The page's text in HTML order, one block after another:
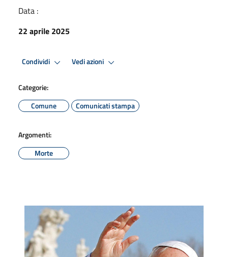
Data :
22 aprile 2025
Condividi Vedi azioni
Categorie:
Comune
Comunicati stampa
Argomenti:
Morte